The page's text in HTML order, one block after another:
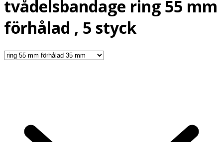
tvådelsbandage ring 55 mm
förhålad , 5 styck